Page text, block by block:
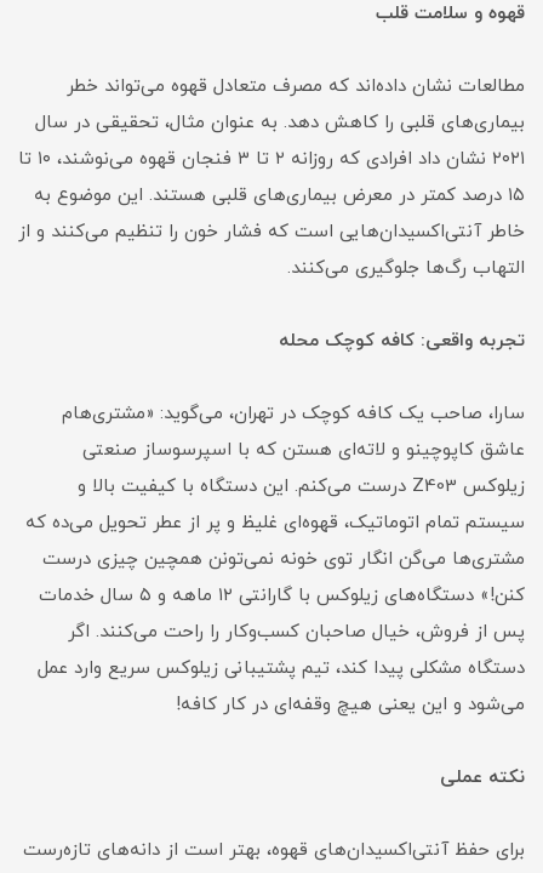
قهوه و سلامت قلب
مطالعات نشان داده‌اند که مصرف متعادل قهوه می‌تواند خطر
بیماری‌های قلبی را کاهش دهد. به عنوان مثال، تحقیقی در سال
۲۰۲۱ نشان داد افرادی که روزانه ۲ تا ۳ فنجان قهوه می‌نوشند، ۱۰ تا
۱۵ درصد کمتر در معرض بیماری‌های قلبی هستند. این موضوع به
خاطر آنتی‌اکسیدان‌هایی است که فشار خون را تنظیم می‌کنند و از
التهاب رگ‌ها جلوگیری می‌کنند.
تجربه واقعی: کافه کوچک محله
سارا، صاحب یک کافه کوچک در تهران، می‌گوید: «مشتری‌هام
عاشق کاپوچینو و لاته‌ای هستن که با اسپرسوساز صنعتی
زیلوکس Z403 درست می‌کنم. این دستگاه با کیفیت بالا و
سیستم تمام اتوماتیک، قهوه‌ای غلیظ و پر از عطر تحویل می‌ده که
مشتری‌ها می‌گن انگار توی خونه نمی‌تونن همچین چیزی درست
کنن!» دستگاه‌های زیلوکس با گارانتی ۱۲ ماهه و ۵ سال خدمات
پس از فروش، خیال صاحبان کسب‌وکار را راحت می‌کنند. اگر
دستگاه مشکلی پیدا کند، تیم پشتیبانی زیلوکس سریع وارد عمل
می‌شود و این یعنی هیچ وقفه‌ای در کار کافه!
نکته عملی
برای حفظ آنتی‌اکسیدان‌های قهوه، بهتر است از دانه‌های تازه‌رست